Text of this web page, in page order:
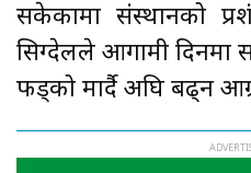
सकेकामा संस्थानको
सिग्देलले आगामी
फड्को मार्दै अघि बढ्न